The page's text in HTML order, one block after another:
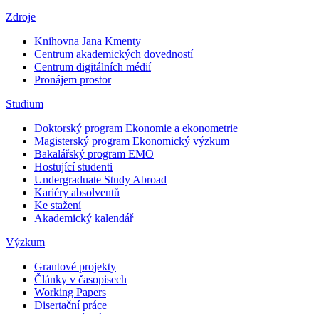
Zdroje
Knihovna Jana Kmenty
Centrum akademických dovedností
Centrum digitálních médií
Pronájem prostor
Studium
Doktorský program Ekonomie a ekonometrie
Magisterský program Ekonomický výzkum
Bakalářský program EMO
Hostující studenti
Undergraduate Study Abroad
Kariéry absolventů
Ke stažení
Akademický kalendář
Výzkum
Grantové projekty
Články v časopisech
Working Papers
Disertační práce